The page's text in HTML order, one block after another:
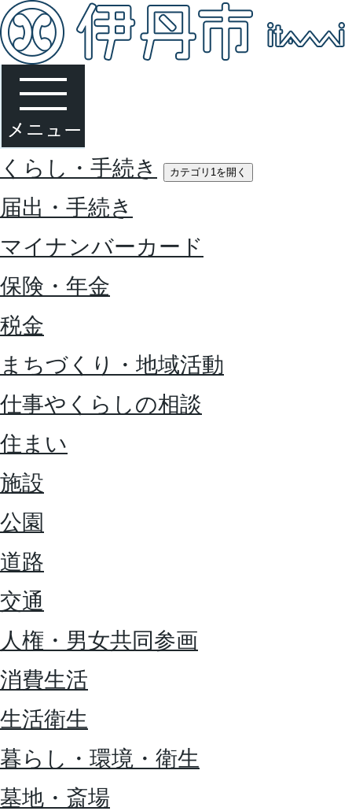
くらし・手続き カテゴリ1を開く
届出・手続き
マイナンバーカード
保険・年金
税金
まちづくり・地域活動
仕事やくらしの相談
住まい
施設
公園
道路
交通
人権・男女共同参画
消費生活
生活衛生
暮らし・環境・衛生
墓地・斎場